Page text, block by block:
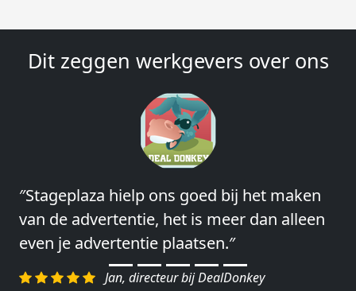
Dit zeggen werkgevers over ons
″Stageplaza hielp ons goed bij het maken
van de advertentie, het is meer dan alleen
even je advertentie plaatsen.″
Jan, directeur bij DealDonkey
″Wij hebben in ieder geval prima
ervaringen met Stageplaza: elke keer weer
weet Stageplaza prima kandidaten snel te
regelen.″